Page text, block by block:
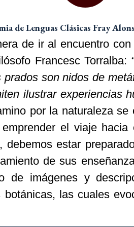
de Lenguas Clásicas Fray
de ir al encuentro
Francesc Torralba:
son nidos de
ilustrar experiencias
por la naturaleza
el viaje
debemos estar
de sus
de imágenes y
botánicas, las cuales